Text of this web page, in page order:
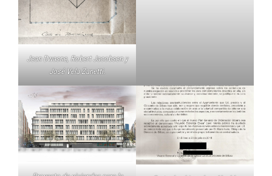
Jean Dwasne, Robert Jacobsen y
José Vela Zanetti.